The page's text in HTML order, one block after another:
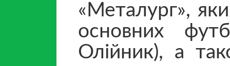
«Металург»,
основних
Олійник), а